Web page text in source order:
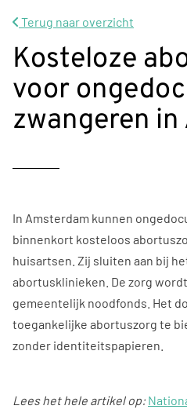
Terug naar overzicht
Kosteloze
voor
zwangeren
In Amsterdam kunnen
binnenkort kosteloos
huisartsen. Zij sluiten aan bij
abortusklinieken. De zorg
gemeentelijk noodfonds. Het
toegankelijke abortuszorg te
zonder identiteitspapieren.
Lees het hele artikel op: